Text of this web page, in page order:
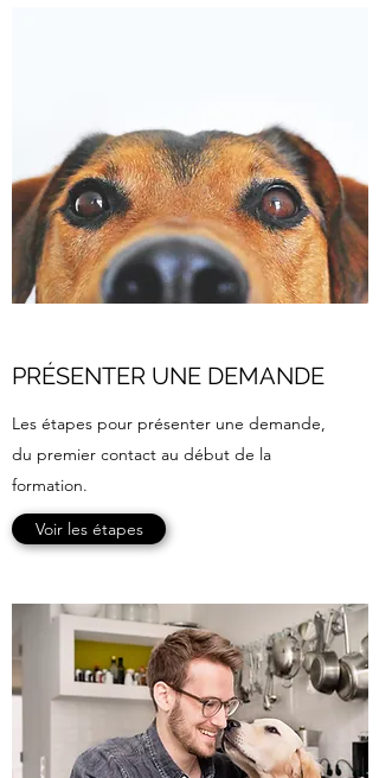
PRÉSENTER UNE DEMANDE
Les étapes pour présenter une demande,
du premier contact au début de la
formation.
Voir les étapes